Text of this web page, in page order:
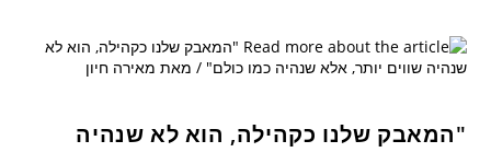
"המאבק שלנו כקהילה, הוא לא שנהיה